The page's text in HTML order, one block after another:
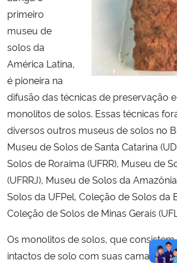
primeiro
museu de
solos da
América Latina,
é pioneira na
difusão das técnicas de preservação
monolitos de solos. Essas técnicas
diversos outros museus de solos no
Museu de Solos de Santa Catarina
Solos de Roraima (UFRR), Museu de
(UFRRJ), Museu de Solos da
Solos da UFPel, Coleção de Solos da
Coleção de Solos de Minas Gerais
Os monolitos de solos, que
intactos de solo com suas camadas e